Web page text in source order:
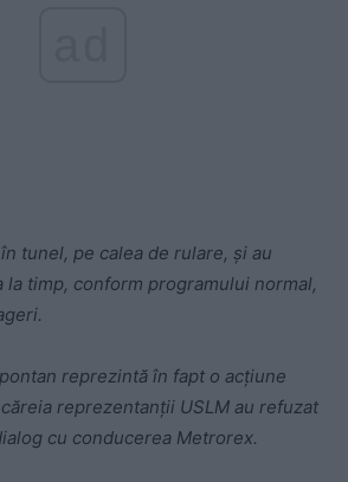
tunel, pe calea de rulare, și au
timp, conform programului normal,
reprezintă în fapt o acțiune
reprezentanții USLM au refuzat
cu conducerea Metrorex.